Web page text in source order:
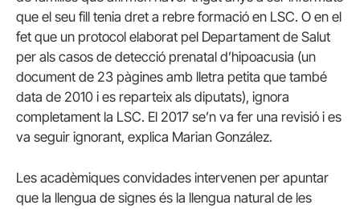
que el seu fill tenia dret a rebre formació en LSC. O en el
fet que un protocol elaborat pel Departament de Salut
per als casos de detecció prenatal d’hipoacusia (un
document de 23 pàgines amb lletra petita que també
data de 2010 i es reparteix als diputats), ignora
completament la LSC. El 2017 se’n va fer una revisió i es
va seguir ignorant, explica Marian González.
Les acadèmiques convidades intervenen per apuntar
que la llengua de signes és la llengua natural de les